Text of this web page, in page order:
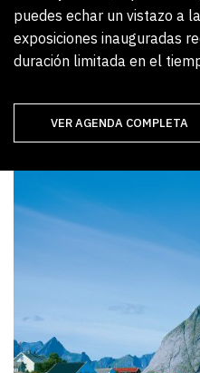
puedes echar un vistazo a
exposiciones inauguradas
duración limitada en el
VER AGENDA COMPLETA